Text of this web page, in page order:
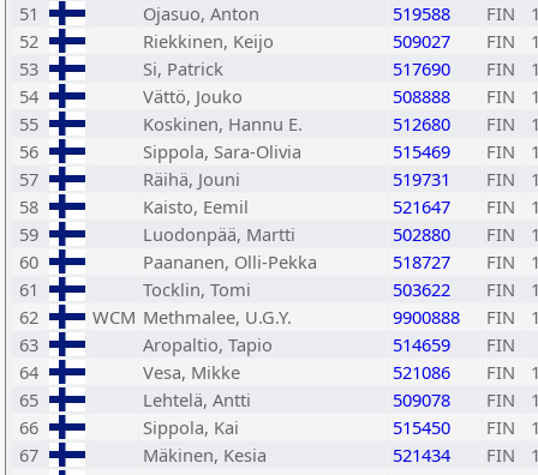
51
Ojasuo, Anton 519588 FIN
52
Riekkinen, Keijo 509027 FIN
53
Si, Patrick 517690 FIN
54
Vättö, Jouko 508888 FIN
55
Koskinen, Hannu E. 512680 FIN
56
Sippola, Sara-Olivia 515469 FIN
57
Räihä, Jouni 519731 FIN
58
Kaisto, Eemil 521647 FIN
59
Luodonpää, Martti 502880 FIN
60
Paananen, Olli-Pekka 518727 FIN
61
Tocklin, Tomi 503622 FIN
62
WCM Methmalee, U.G.Y. 9900888 FIN
63
Aropaltio, Tapio 514659
FIN
64
Vesa, Mikke 521086 FIN
65
Lehtelä, Antti 509078 FIN
66
Sippola, Kai 515450 FIN
67
Mäkinen, Kesia 521434 FIN